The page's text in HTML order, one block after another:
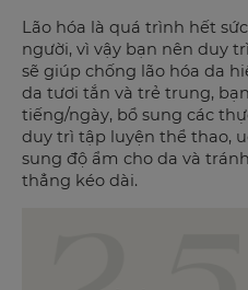
Lão hóa là quá trình hết
người, vì vậy bạn nên duy
sẽ giúp chống lão hóa da
da tươi tắn và trẻ trung,
tiếng/ngày, bổ sung các
duy trì tập luyện thể thao,
sung độ ẩm cho da và
thẳng kéo dài.